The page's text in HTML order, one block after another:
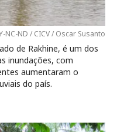
NC-ND / CICV / Oscar Susanto
de Rakhine, é um dos
inundações, com
aumentaram o
do país.